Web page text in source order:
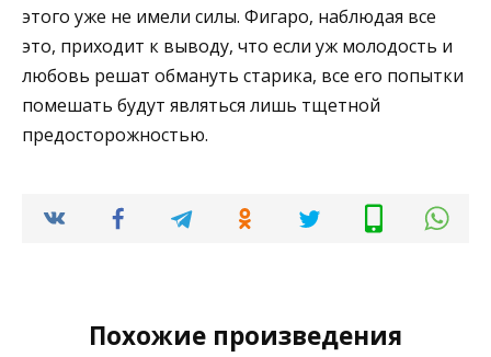
этого уже не имели силы. Фигаро, наблюдая все
это, приходит к выводу, что если уж молодость и
любовь решат обмануть старика, все его попытки
помешать будут являться лишь тщетной
предосторожностью.
Похожие произведения